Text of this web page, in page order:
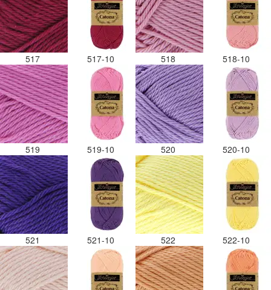
517 517-10 518 518-10
519 519-10 520 520-10
521 521-10 522 522-10